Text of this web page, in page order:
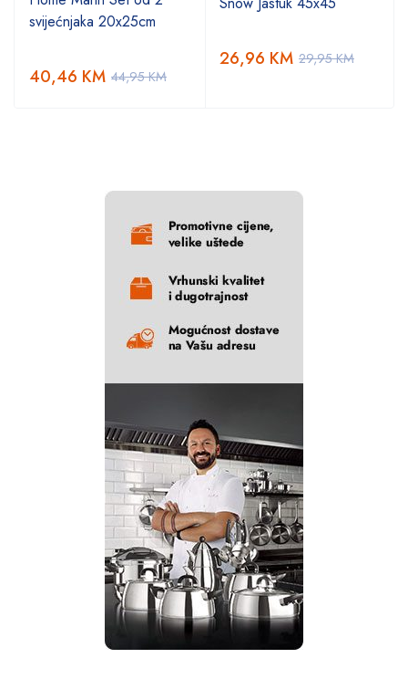
svijećnjaka 20x25cm
44,95KM
40,46 KM
29,95KM
26,96 KM